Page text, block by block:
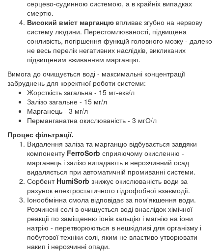
серцево-судинною системою, а в крайніх випадках
смертю.
Високий вміст марганцю впливає згубно на нервову
систему людини. Перестомлюваності, підвищена
сонливість, погіршення функцій головного мозку - далеко
не весь перелік негативних наслідків, викликаних
підвищеним вживанням марганцю.
Вимога до очищується воді - максимальні концентрації
забруднень для коректної роботи системи:
Жорсткість загальна - 15 мг-екв/л
Залізо загальне - 15 мг/л
Марганець - 3 мг/л
Перманганатна окислюваність - 3 мгО/л
Процес фільтрації.
Видалення заліза та марганцю відбувається завдяки
компоненту FerroSorb сприяючому окисленню -
марганець і залізо випадають в нерозчинний осад
видаляється при автоматичній промиванні системи.
Сорбент HumiSorb знижує окислюваність води за
рахунок електростатичного гідрофобної взаємодії.
Іонообмінна смола відповідає за пом'якшення води.
Розчинені солі в очищується воді внаслідок хімічної
реакції по заміщенню іонів кальцію і магнію на іони
натрію - перетворюються в нешкідливі для організму і
побутової техніки солі, яким не властиво утворювати
накип і нерозчинні опади.